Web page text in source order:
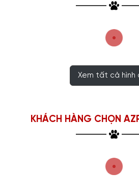
Xem tất cả hình
KHÁCH HÀNG CHỌN